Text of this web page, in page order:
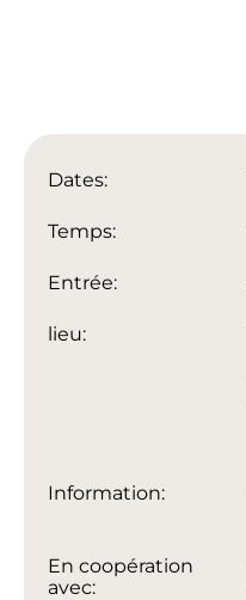
Dates:
Temps:
Entrée:
lieu:
Information:
En coopération
avec: